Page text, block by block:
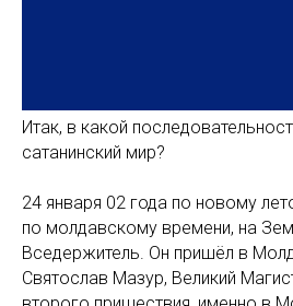
Итак, в какой
сатанинский мир?
24 января 02 года по новому
по молдавскому времени, на
Вседержитель. Он пришёл в
Святослав Мазур, Великий